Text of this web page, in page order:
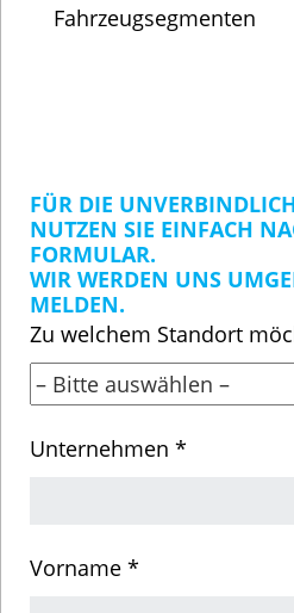
Fahrzeugsegmenten
FÜR DIE
NUTZEN SIE EINFACH
FORMULAR.
WIR WERDEN UNS
MELDEN.
Zu welchem Standort
Unternehmen *
Vorname *